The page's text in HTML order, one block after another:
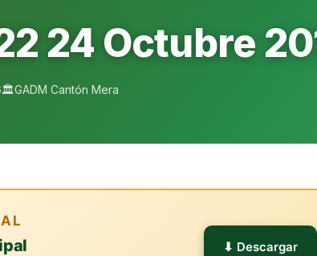
24 Octubre
🏛️GADM Cantón Mera
⬇ Descargar